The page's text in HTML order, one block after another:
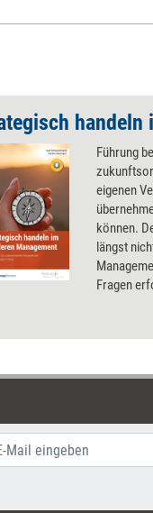
Führung
eigenen
können.
längst
Fragen
mit den
wenn